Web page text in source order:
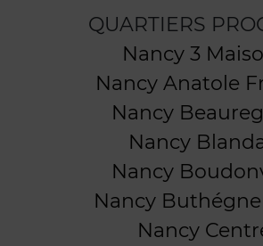
QUARTIERS
Nancy 3
Nancy Anatole
Nancy
Nancy
Nancy
Nancy
Nancy